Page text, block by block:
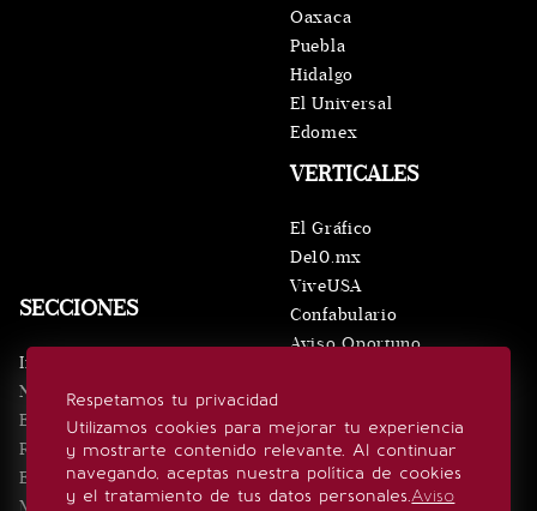
Respetamos tu privacidad
Utilizamos cookies para mejorar tu experiencia
y mostrarte contenido relevante. Al continuar
navegando, aceptas nuestra política de cookies
y el tratamiento de tus datos personales.Aviso
SECCIONES
Inicio
Noticias
Eventos
Realeza
Estilo de vida
Minuto x Minuto
VERTICALES
El Gráfico
De10.mx
ViveUSA
Confabulario
Aviso Oportuno
Oaxaca
Puebla
Hidalgo
El Universal
Edomex
SÍGUENOS